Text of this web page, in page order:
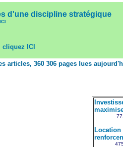
d'une discipline stratégique
ICI
articles, 360 306 pages lues
Location